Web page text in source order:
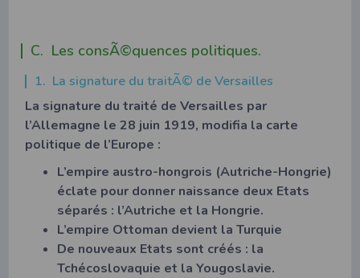
C. Les consÃ©quences politiques.
1. La signature du traitÃ© de Versailles
La signature du traité de Versailles par
l’Allemagne le 28 juin 1919, modifia la carte
politique de l’Europe :
L’empire austro-hongrois (Autriche-Hongrie)
éclate pour donner naissance deux Etats
séparés : l’Autriche et la Hongrie.
L’empire Ottoman devient la Turquie
De nouveaux Etats sont créés : la
Tchécoslovaquie et la Yougoslavie.